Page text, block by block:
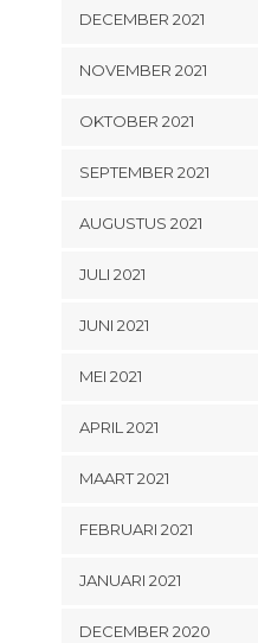
DECEMBER 2021
NOVEMBER 2021
OKTOBER 2021
SEPTEMBER 2021
AUGUSTUS 2021
JULI 2021
JUNI 2021
MEI 2021
APRIL 2021
MAART 2021
FEBRUARI 2021
JANUARI 2021
DECEMBER 2020